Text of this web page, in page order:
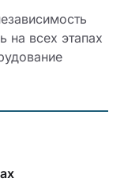
на всех этапах